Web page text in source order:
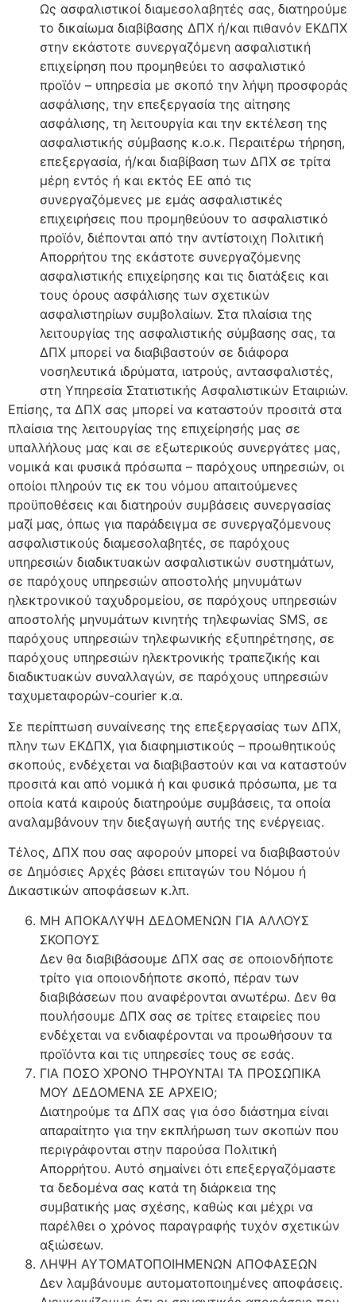
Ως ασφαλιστικοί διαμεσολαβητές σας, διατηρούμε
το δικαίωμα διαβίβασης ΔΠΧ ή/και πιθανόν ΕΚΔΠΧ
στην εκάστοτε συνεργαζόμενη ασφαλιστική
επιχείρηση που προμηθεύει το ασφαλιστικό
προϊόν – υπηρεσία με σκοπό την λήψη προσφοράς
ασφάλισης, την επεξεργασία της αίτησης
ασφάλισης, τη λειτουργία και την εκτέλεση της
ασφαλιστικής σύμβασης κ.ο.κ. Περαιτέρω τήρηση,
επεξεργασία, ή/και διαβίβαση των ΔΠΧ σε τρίτα
μέρη εντός ή και εκτός ΕΕ από τις
συνεργαζόμενες με εμάς ασφαλιστικές
επιχειρήσεις που προμηθεύουν το ασφαλιστικό
προϊόν, διέπονται από την αντίστοιχη Πολιτική
Απορρήτου της εκάστοτε συνεργαζόμενης
ασφαλιστικής επιχείρησης και τις διατάξεις και
τους όρους ασφάλισης των σχετικών
ασφαλιστηρίων συμβολαίων. Στα πλαίσια της
λειτουργίας της ασφαλιστικής σύμβασης σας, τα
ΔΠΧ μπορεί να διαβιβαστούν σε διάφορα
νοσηλευτικά ιδρύματα, ιατρούς, αντασφαλιστές,
στη Υπηρεσία Στατιστικής Ασφαλιστικών Εταιριών.
Επίσης, τα ΔΠΧ σας μπορεί να καταστούν προσιτά στα
πλαίσια της λειτουργίας της επιχείρησής μας σε
υπαλλήλους μας και σε εξωτερικούς συνεργάτες μας,
νομικά και φυσικά πρόσωπα – παρόχους υπηρεσιών, οι
οποίοι πληρούν τις εκ του νόμου απαιτούμενες
προϋποθέσεις και διατηρούν συμβάσεις συνεργασίας
μαζί μας, όπως για παράδειγμα σε συνεργαζόμενους
ασφαλιστικούς διαμεσολαβητές, σε παρόχους
υπηρεσιών διαδικτυακών ασφαλιστικών συστημάτων,
σε παρόχους υπηρεσιών αποστολής μηνυμάτων
ηλεκτρονικού ταχυδρομείου, σε παρόχους υπηρεσιών
αποστολής μηνυμάτων κινητής τηλεφωνίας SMS, σε
παρόχους υπηρεσιών τηλεφωνικής εξυπηρέτησης, σε
παρόχους υπηρεσιών ηλεκτρονικής τραπεζικής και
διαδικτυακών συναλλαγών, σε παρόχους υπηρεσιών
ταχυμεταφορών-courier κ.α.
Σε περίπτωση συναίνεσης της επεξεργασίας των ΔΠΧ,
πλην των ΕΚΔΠΧ, για διαφημιστικούς – προωθητικούς
σκοπούς, ενδέχεται να διαβιβαστούν και να καταστούν
προσιτά και από νομικά ή και φυσικά πρόσωπα, με τα
οποία κατά καιρούς διατηρούμε συμβάσεις, τα οποία
αναλαμβάνουν την διεξαγωγή αυτής της ενέργειας.
Τέλος, ΔΠΧ που σας αφορούν μπορεί να διαβιβαστούν
σε Δημόσιες Αρχές βάσει επιταγών του Νόμου ή
Δικαστικών αποφάσεων κ.λπ.
MH ΑΠΟΚΑΛΥΨΗ ΔΕΔΟΜΕΝΩΝ ΓΙΑ ΑΛΛΟΥΣ
ΣΚΟΠΟΥΣ
Δεν θα διαβιβάσουμε ΔΠΧ σας σε οποιονδήποτε
τρίτο για οποιονδήποτε σκοπό, πέραν των
διαβιβάσεων που αναφέρονται ανωτέρω. Δεν θα
πουλήσουμε ΔΠΧ σας σε τρίτες εταιρείες που
ενδέχεται να ενδιαφέρονται να προωθήσουν τα
προϊόντα και τις υπηρεσίες τους σε εσάς.
ΓΙΑ ΠΟΣΟ ΧΡΟΝΟ ΤΗΡΟΥΝΤΑΙ ΤΑ ΠΡΟΣΩΠΙΚΑ
ΜΟΥ ΔΕΔΟΜΕΝΑ ΣΕ ΑΡΧΕΙΟ;
Διατηρούμε τα ΔΠΧ σας για όσο διάστημα είναι
απαραίτητο για την εκπλήρωση των σκοπών που
περιγράφονται στην παρούσα Πολιτική
Απορρήτου. Αυτό σημαίνει ότι επεξεργαζόμαστε
τα δεδομένα σας κατά τη διάρκεια της
συμβατικής μας σχέσης, καθώς και μέχρι να
παρέλθει ο χρόνος παραγραφής τυχόν σχετικών
αξιώσεων.
ΛΗΨΗ ΑΥΤΟΜΑΤΟΠΟΙΗΜΕΝΩΝ ΑΠΟΦΑΣΕΩΝ
Δεν λαμβάνουμε αυτοματοποιημένες αποφάσεις.